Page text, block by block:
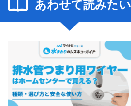
あわせて読みたい